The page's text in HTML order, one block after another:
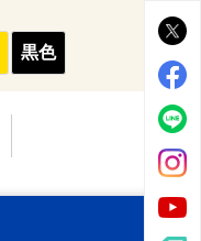
黒色